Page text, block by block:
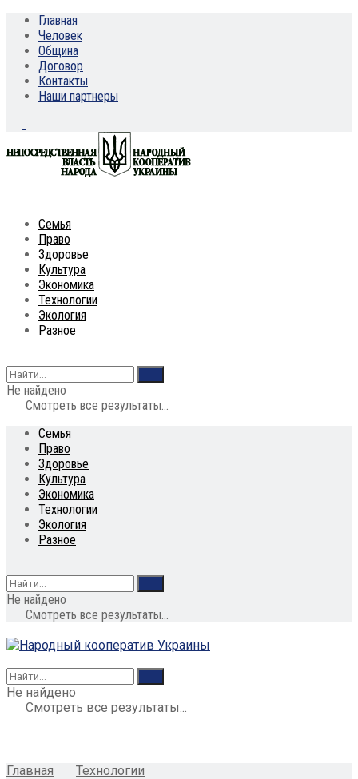
Главная
Человек
Община
Договор
Контакты
Наши партнеры
Семья
Право
Здоровье
Культура
Экономика
Технологии
Экология
Разное
Не найдено
Смотреть все результаты...
Семья
Право
Здоровье
Культура
Экономика
Технологии
Экология
Разное
Не найдено
Смотреть все результаты...
Не найдено
Смотреть все результаты...
Главная Технологии